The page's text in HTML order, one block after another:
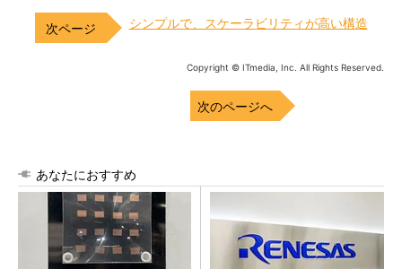
シンプルで、スケーラビリティが高い構造
Copyright © ITmedia, Inc. All Rights Reserved.
次のページへ
あなたにおすすめ